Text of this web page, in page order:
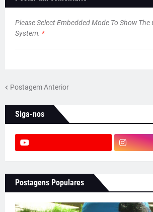
Please Select Embedded Mode To Show
System. *
Postagem Anterior
Siga-nos
Postagens Populares